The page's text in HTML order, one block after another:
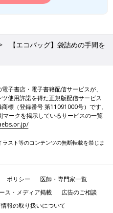
【エコバッグ】袋詰めの手間を
子書店・電子書籍配信サービスが、
使用許諾を得た正規版配信サービス
標（登録番号 第11091000号）です。
マークを掲示しているサービスの一覧
スト等のコンテンツの無断転載を禁じま
ポリシー
医師・専門家一覧
ス・メディア掲載
広告のご相談
報の取り扱いについて